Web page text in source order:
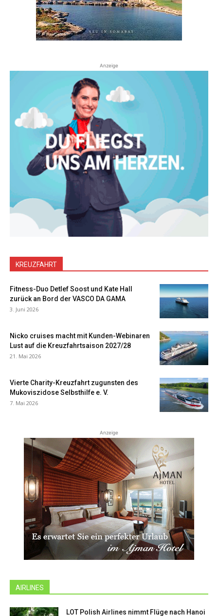
Anzeige
KREUZFAHRT
Fitness-Duo Detlef Soost und Kate Hall
zurück an Bord der VASCO DA GAMA
3. Juni 2026
Nicko cruises macht mit Kunden-Webinaren
Lust auf die Kreuzfahrtsaison 2027/28
21. Mai 2026
Vierte Charity-Kreuzfahrt zugunsten des
Mukoviszidose Selbsthilfe e. V.
7. Mai 2026
Anzeige
AIRLINES
LOT Polish Airlines nimmt Flüge nach Hanoi